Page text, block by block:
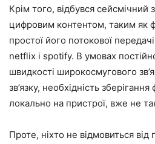
Крім того, відбувся сейсмічний
цифровим контентом, таким як
простої його потокової
netflix і spotify. В умовах
швидкості широкосмугового
зв’язку, необхідність
локально на пристрої, вже не
Проте, ніхто не відмовиться від